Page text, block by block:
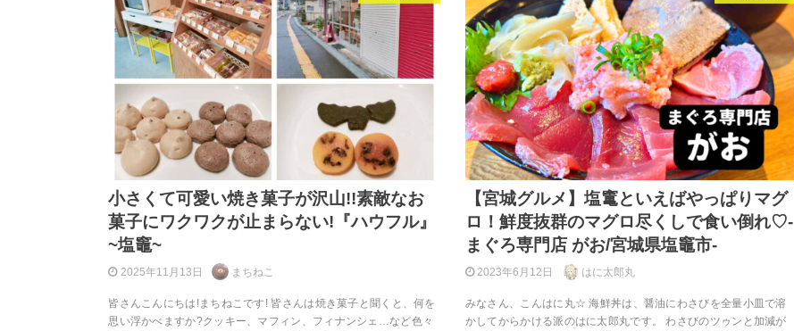
小さくて可愛い焼き菓子が沢山!!素敵なお
菓子にワクワクが止まらない!『ハウフル』
~塩竈~
2025年11月13日 まちねこ
皆さんこんにちは!まちねこです! 皆さんは焼き菓子と聞くと、何を
思い浮かべますか?クッキー、マフィン、フィナンシェ…など色々
【宮城グルメ】塩竃といえばやっぱりマグ
ロ！鮮度抜群のマグロ尽くしで食い倒れ♡-
まぐろ専門店 がお/宮城県塩竈市-
2023年6月12日 はに太郎丸
みなさん、こんはに丸☆ 海鮮丼は、醤油にわさびを全量小皿で溶
かしてからかける派のはに太郎丸です。 わさびのツゥンと加減が